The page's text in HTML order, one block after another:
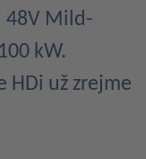
48V Mild-
kW.
HDi už zrejme